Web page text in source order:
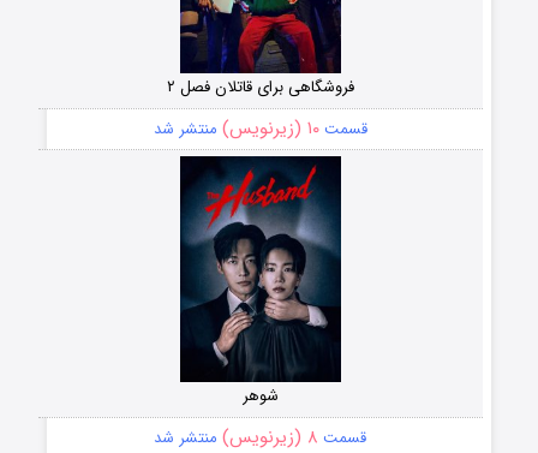
فروشگاهی برای قاتلان فصل ۲
قسمت۱۰ (زیرنویس) منتشر شد
شوهر
قسمت ۸ (زیرنویس) منتشر شد